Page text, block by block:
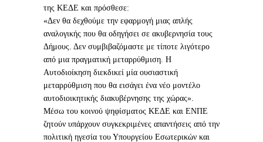
της ΚΕΔΕ και πρόσθεσε:
«Δεν θα δεχθούμε την εφαρμογή μιας απλής
αναλογικής που θα οδηγήσει σε ακυβερνησία τους
Δήμους. Δεν συμβιβαζόμαστε με τίποτε λιγότερο
από μια πραγματική μεταρρύθμιση. Η
Αυτοδιοίκηση διεκδικεί μία ουσιαστική
μεταρρύθμιση που θα εισάγει ένα νέο μοντέλο
αυτοδιοικητικής διακυβέρνησης της χώρας».
Μέσω του κοινού ψηφίσματος ΚΕΔΕ και ΕΝΠΕ
ζητούν υπάρχουν συγκεκριμένες απαντήσεις από την
πολιτική ηγεσία του Υπουργείου Εσωτερικών και